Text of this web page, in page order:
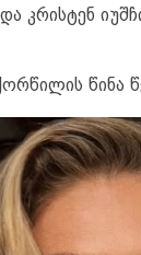
კრისტენ
წინა